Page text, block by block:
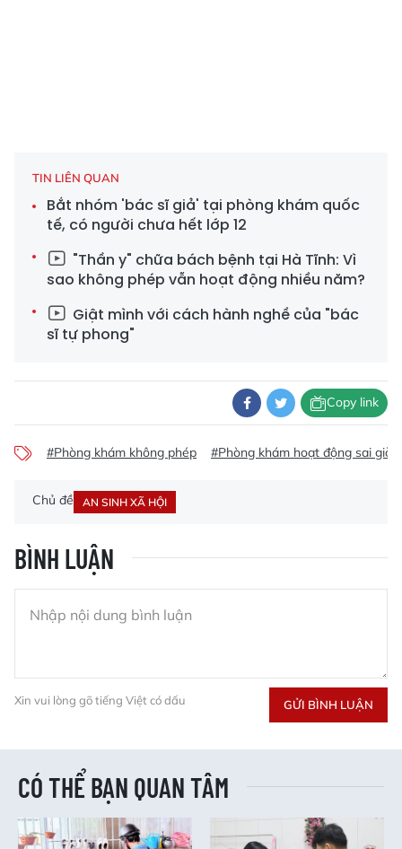
TIN LIÊN QUAN
Bắt nhóm 'bác sĩ giả' tại phòng khám quốc
tế, có người chưa hết lớp 12
"Thần y" chữa bách bệnh tại Hà Tĩnh: Vì
sao không phép vẫn hoạt động nhiều năm?
Giật mình với cách hành nghề của "bác
sĩ tự phong"
Copy link
#Phòng khám không phép #Phòng khám hoạt động sai giờ
Chủ đề AN SINH XÃ HỘI
BÌNH LUẬN
Xin vui lòng gõ tiếng Việt có dấu GỬI BÌNH LUẬN
CÓ THỂ BẠN QUAN TÂM